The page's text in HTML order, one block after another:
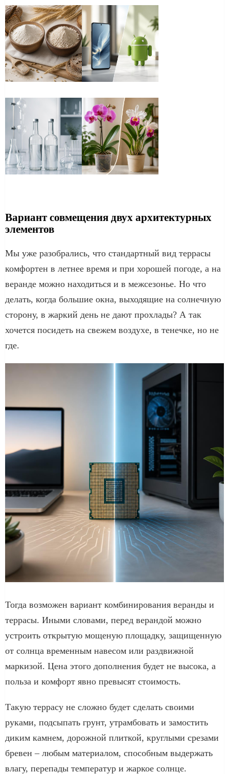
Вариант совмещения двух архитектурных
элементов
Мы уже разобрались, что стандартный вид террасы
комфортен в летнее время и при хорошей погоде, а на
веранде можно находиться и в межсезонье. Но что
делать, когда большие окна, выходящие на солнечную
сторону, в жаркий день не дают прохлады? А так
хочется посидеть на свежем воздухе, в тенечке, но не
где.
Тогда возможен вариант комбинирования веранды и
террасы. Иными словами, перед верандой можно
устроить открытую мощеную площадку, защищенную
от солнца временным навесом или раздвижной
маркизой. Цена этого дополнения будет не высока, а
польза и комфорт явно превысят стоимость.
Такую террасу не сложно будет сделать своими
руками, подсыпать грунт, утрамбовать и замостить
диким камнем, дорожной плиткой, круглыми срезами
бревен – любым материалом, способным выдержать
влагу, перепады температур и жаркое солнце.